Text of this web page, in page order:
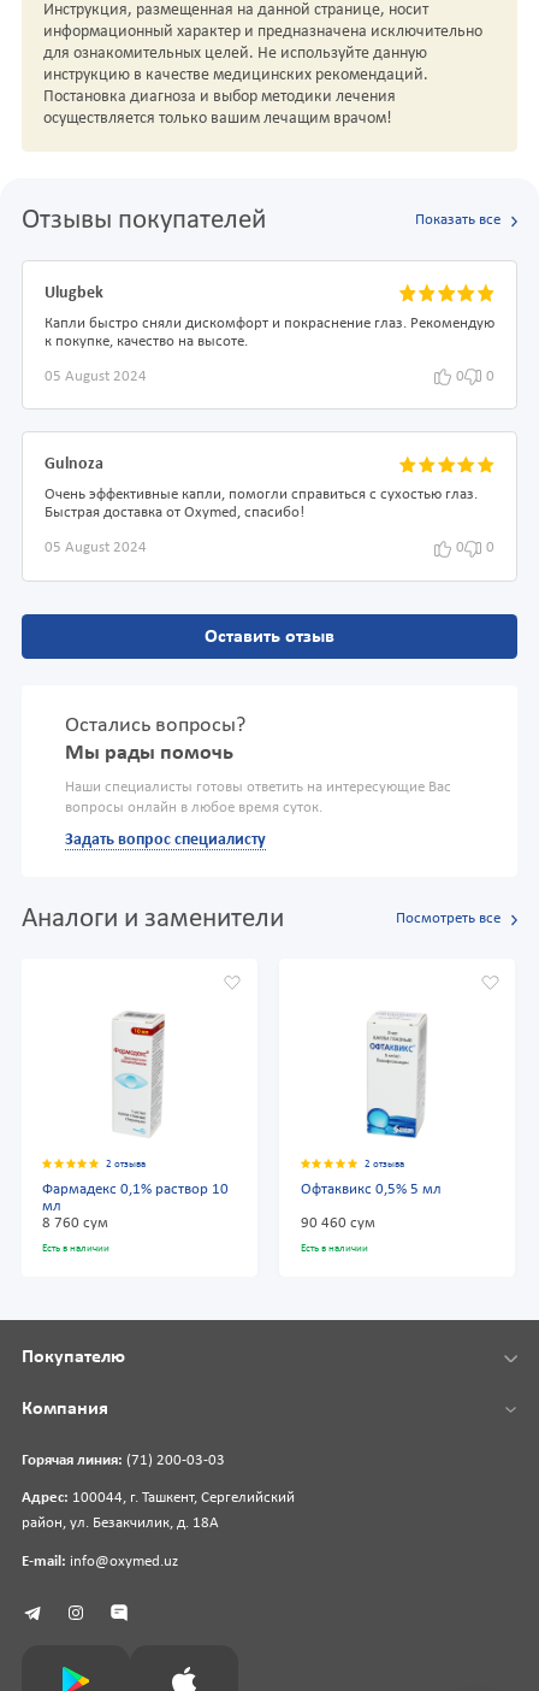
Инструкция, размещенная на данной странице, носит
информационный характер и предназначена исключительно
для ознакомительных целей. Не используйте данную
инструкцию в качестве медицинских рекомендаций.
Постановка диагноза и выбор методики лечения
осуществляется только вашим лечащим врачом!
Отзывы покупателей Показать все
Ulugbek
Капли быстро сняли дискомфорт и покраснение глаз. Рекомендую
к покупке, качество на высоте.
05 August 2024 0 0
Gulnoza
Очень эффективные капли, помогли справиться с сухостью глаз.
Быстрая доставка от Oxymed, спасибо!
05 August 2024 0 0
Оставить отзыв
Остались вопросы?
Мы рады помочь
Наши специалисты готовы ответить на интересующие Вас
вопросы онлайн в любое время суток.
Задать вопрос специалисту
Аналоги и заменители Посмотреть все
2 отзыва
Фармадекс 0,1% раствор 10
мл
8 760 сум
Есть в наличии
2 отзыва
Офтаквикс 0,5% 5 мл
90 460 сум
Есть в наличии
Горячая линия: (71) 200-03-03
Адрес: 100044, г. Ташкент, Сергелийский
район, ул. Безакчилик, д. 18А
E-mail: info@oxymed.uz
Покупателю
Компания